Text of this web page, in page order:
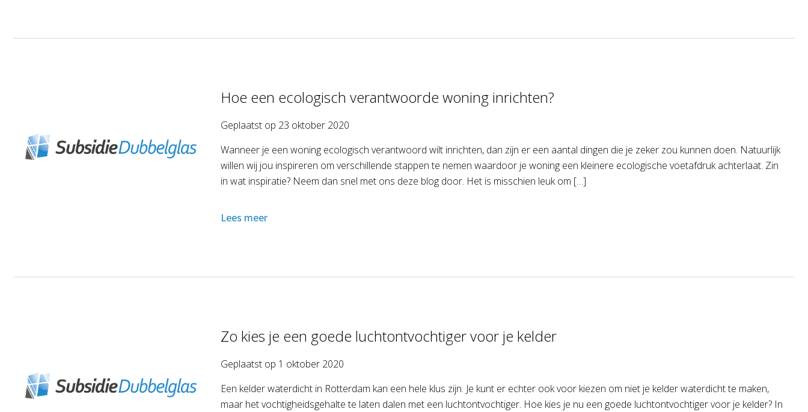
Hoe een ecologisch verantwoorde woning inrichten?
Geplaatst op 23 oktober 2020
Wanneer je een woning ecologisch verantwoord wilt inrichten, dan zijn er een aantal dingen die je zeker zou kunnen doen. Natuurlijk
willen wij jou inspireren om verschillende stappen te nemen waardoor je woning een kleinere ecologische voetafdruk achterlaat. Zin
in wat inspiratie? Neem dan snel met ons deze blog door. Het is misschien leuk om […]
Lees meer
Zo kies je een goede luchtontvochtiger voor je kelder
Geplaatst op 1 oktober 2020
Een kelder waterdicht in Rotterdam kan een hele klus zijn. Je kunt er echter ook voor kiezen om niet je kelder waterdicht te maken,
maar het vochtigheidsgehalte te laten dalen met een luchtontvochtiger. Hoe kies je nu een goede luchtontvochtiger voor je kelder? In